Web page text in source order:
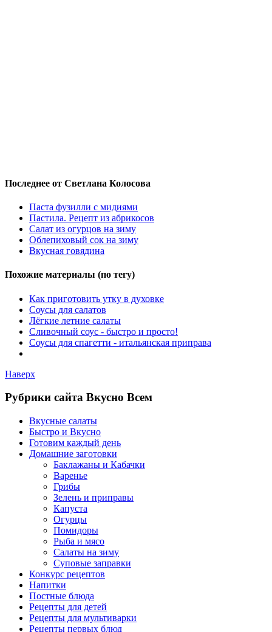
Последнее от Светлана Колосова
Паста фузилли с мидиями
Пастила. Рецепт из абрикосов
Салат из огурцов на зиму
Облепиховый сок на зиму
Вкусная говядина
Похожие материалы (по тегу)
Как приготовить утку в духовке
Соусы для салатов
Лёгкие летние салаты
Сливочный соус - быстро и просто!
Соусы для спагетти - итальянская приправа
Наверх
Рубрики сайта Вкусно Всем
Вкусные салаты
Быстро и Вкусно
Готовим каждый день
Домашние заготовки
Баклажаны и Кабачки
Варенье
Грибы
Зелень и приправы
Капуста
Огурцы
Помидоры
Рыба и мясо
Салаты на зиму
Суповые заправки
Конкурс рецептов
Напитки
Постные блюда
Рецепты для детей
Рецепты для мультиварки
Рецепты первых блюд